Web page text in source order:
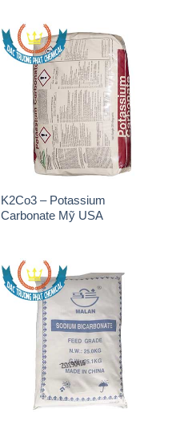
K2Co3 – Potassium
Carbonate Mỹ USA